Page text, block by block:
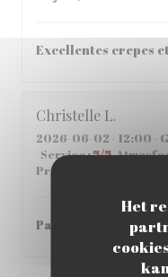
Het
Excellentes crepes
Christelle L
2026-06-02 - 12:00 -
Service:5/5
Prijs
Parfait , accueil et